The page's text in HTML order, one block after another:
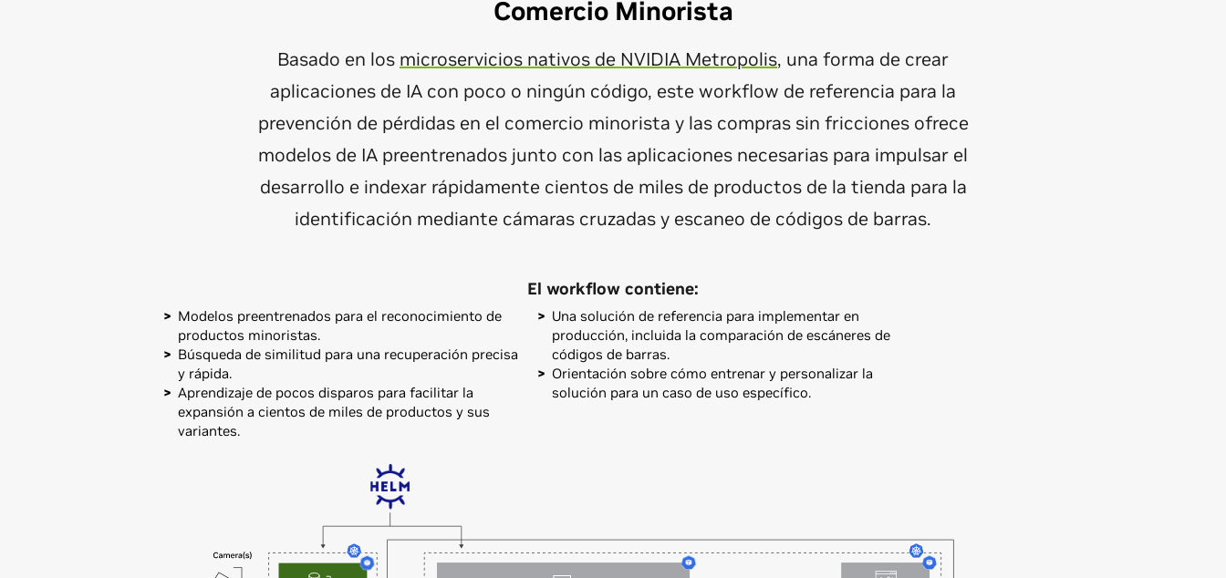
Comercio Minorista
Basado en los microservicios nativos de NVIDIA Metropolis, una forma de crear
aplicaciones de IA con poco o ningún código, este workflow de referencia para la
prevención de pérdidas en el comercio minorista y las compras sin fricciones ofrece
modelos de IA preentrenados junto con las aplicaciones necesarias para impulsar el
desarrollo e indexar rápidamente cientos de miles de productos de la tienda para la
identificación mediante cámaras cruzadas y escaneo de códigos de barras.
El workflow contiene:
Modelos preentrenados para el reconocimiento de
productos minoristas.
Búsqueda de similitud para una recuperación precisa
y rápida.
Aprendizaje de pocos disparos para facilitar la
expansión a cientos de miles de productos y sus
variantes.
Una solución de referencia para implementar en
producción, incluida la comparación de escáneres de
códigos de barras.
Orientación sobre cómo entrenar y personalizar la
solución para un caso de uso específico.